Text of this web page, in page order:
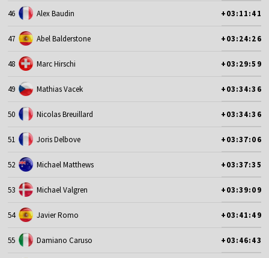
46 Alex Baudin +03:11:41
47 Abel Balderstone +03:24:26
48 Marc Hirschi +03:29:59
49 Mathias Vacek +03:34:36
50 Nicolas Breuillard +03:34:36
51 Joris Delbove +03:37:06
52 Michael Matthews +03:37:35
53 Michael Valgren +03:39:09
54 Javier Romo +03:41:49
55 Damiano Caruso +03:46:43